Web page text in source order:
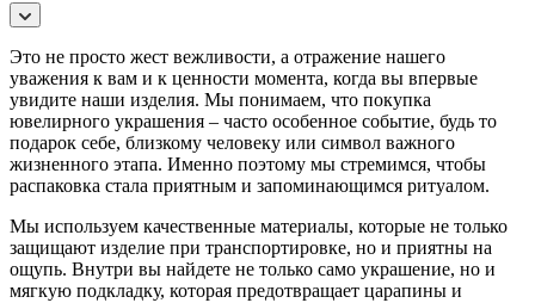
Это не просто жест вежливости, а отражение нашего
уважения к вам и к ценности момента, когда вы впервые
увидите наши изделия. Мы понимаем, что покупка
ювелирного украшения – часто особенное событие, будь то
подарок себе, близкому человеку или символ важного
жизненного этапа. Именно поэтому мы стремимся, чтобы
распаковка стала приятным и запоминающимся ритуалом.
Мы используем качественные материалы, которые не только
защищают изделие при транспортировке, но и приятны на
ощупь. Внутри вы найдете не только само украшение, но и
мягкую подкладку, которая предотвращает царапины и